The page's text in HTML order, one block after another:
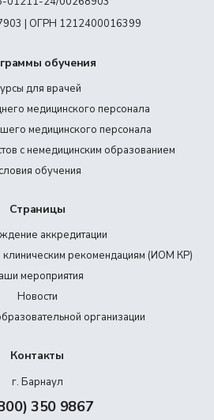
| ОГРН 1212400016399
обучения
для врачей
медицинского персонала
медицинского персонала
с немедицинским образованием
обучения
Страницы
аккредитации
рекомендациям (ИОМ КР)
мероприятия
Новости
организации
Контакты
г. Барнаул
350 9867